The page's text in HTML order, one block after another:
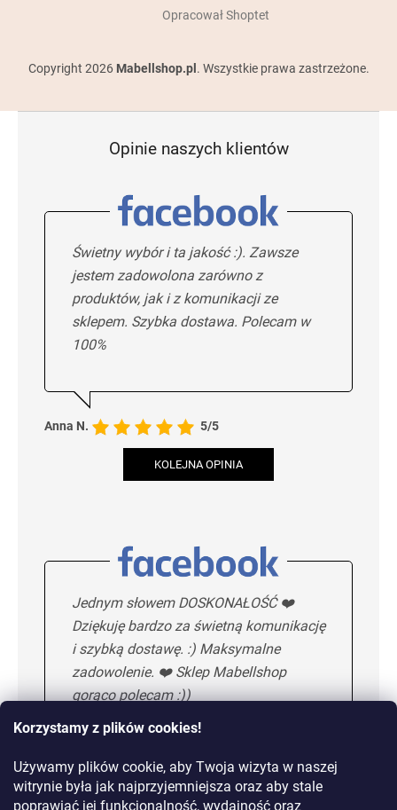
Korzystamy z plików cookies!
Używamy plików cookie, aby Twoja wizyta w naszej
witrynie była jak najprzyjemniejsza oraz aby stale
poprawiać jej funkcjonalność, wydajność oraz
Opracował Shoptet
Copyright 2026 Mabellshop.pl . Wszystkie prawa zastrzeżone.
Opinie naszych klientów
Świetny wybór i ta jakość :). Zawsze
jestem zadowolona zarówno z
produktów, jak i z komunikacji ze
sklepem. Szybka dostawa. Polecam w
100%
Anna N. 5/5
KOLEJNA OPINIA
Jednym słowem DOSKONAŁOŚĆ ❤️
Dziękuję bardzo za świetną komunikację
i szybką dostawę. :) Maksymalne
zadowolenie. ❤️ Sklep Mabellshop
gorąco polecam :))
Maria H. 5/5